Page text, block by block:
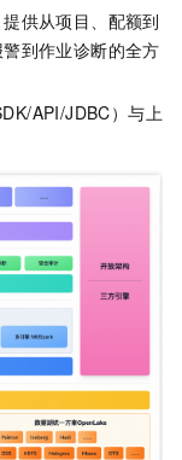
供从项目、配额到
到作业诊断的全方
API/JDBC）与上